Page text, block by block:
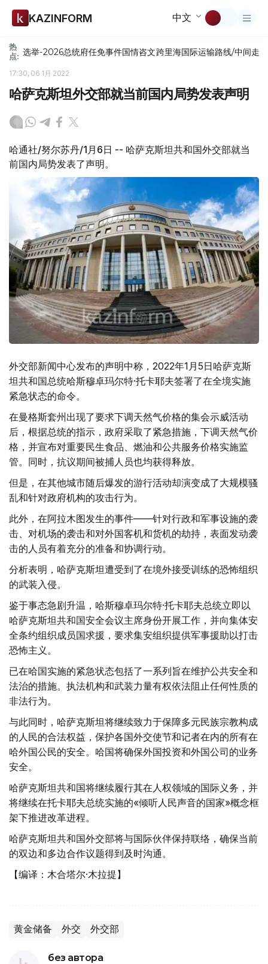
KAZINFORM 中文
热
点: 选举-2026总统府任免事件国情咨文跨里海国际运输路线/中间走廊
17:30, 06 1月 2022
哈萨克斯坦外交部就当前国内局势发表声明
哈通社/努尔苏丹/1月6日 -- 哈萨克斯坦共和国外交部就当
前国内局势发表了声明。
外交部新闻中心发布的声明中称，2022年1月5日哈萨克斯
坦共和国总统哈斯穆卓玛尔特·托卡耶夫签署了在全境实施
紧急状态的命令。
在曼格斯套州出现了要求下调天然气价格的集会示威活动
后，根据总统的指示，政府采取了紧急措施，下调天然气价
格，并宣布对重要民生食品、燃油和公共服务价格实施监
管。同时，抗议期间被捕人员也均获得释放。
但是，在其他城市随后爆发的游行活动却演变成了大规模骚
乱和针对政府机构的攻击行为。
此外，在阿拉木图发生的事件——针对行政和军事设施的袭
击、对机场的袭击和对外国客机和货机的劫持，表面发动袭
击的人员有着充分的准备和协调行动。
分析表明，哈萨克斯坦遭受到了在境外接受训练的恐怖组织
的武装入侵。
鉴于事态急剧升温，哈斯穆卓玛尔特·托卡耶夫总统立即以
哈萨克斯坦共和国安全会议主席身份开展工作，并向集体安
全条约组织成员国求援，要求集安组织提供军事援助以打击
恐怖主义。
已在哈国实施的紧急状态包括了一系列旨在维护公共安全和
法治的措施。执法机构和武装力量有权依法阻止任何性质的
非法行为。
与此同时，哈萨克斯坦将继续致力于保障多元民族宗教构成
的人民的合法权益，保护各国外交使节和记者在内的所有在
哈外国公民的安全。哈国将确保外国投资和外国公司的业务
安全。
哈萨克斯坦共和国将继续履行其在人权领域的国际义务，并
将继续在托卡耶夫总统实施的«倾听人民声音的国家»概念框
架下推进改革进程。
哈萨克斯坦共和国外交部将与国际伙伴保持联络，确保当前
的双边和多边合作议题得到及时沟通。
【编译：木合塔尔·木拉提】
黄金储备 外交 外交部
без автора